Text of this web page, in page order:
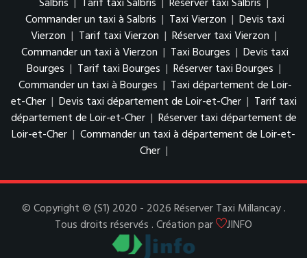
Salbris | Tarif taxi Salbris | Réserver taxi Salbris |
Commander un taxi à Salbris | Taxi Vierzon | Devis taxi
Vierzon | Tarif taxi Vierzon | Réserver taxi Vierzon |
Commander un taxi à Vierzon | Taxi Bourges | Devis taxi
Bourges | Tarif taxi Bourges | Réserver taxi Bourges |
Commander un taxi à Bourges | Taxi département de Loir-
et-Cher | Devis taxi département de Loir-et-Cher | Tarif taxi
département de Loir-et-Cher | Réserver taxi département de
Loir-et-Cher | Commander un taxi à département de Loir-et-
Cher |
© Copyright © (S1) 2020 - 2026 Réserver Taxi Millancay .
Tous droits réservés . Création par
JINFO